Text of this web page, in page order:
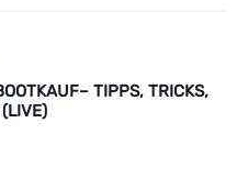
TIPPS, TRICKS,